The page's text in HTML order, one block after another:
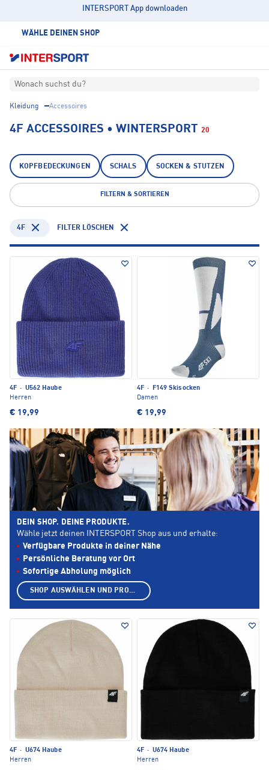
INTERSPORT App downloaden
WÄHLE DEINEN SHOP
Wonach suchst du?
Kleidung Accessoires
4F ACCESSOIRES • WINTERSPORT 20
KOPFBEDECKUNGEN SCHALS SOCKEN & STUTZEN
FILTERN & SORTIEREN
4F FILTER LÖSCHEN
4F · U562 Haube
Herren
€ 19,99
4F ·
F149 Skisocken
Damen
€ 19,99
4F · U674 Haube
Herren
4F · U674 Haube
Herren
DEIN SHOP. DEINE PRODUKTE.
Wähle jetzt deinen INTERSPORT Shop aus und erhalte:
Verfügbare Produkte in deiner Nähe
Persönliche Beratung vor Ort
Sofortige Abholung möglich
SHOP AUSWÄHLEN UND PRODUKTE ANZEIGEN